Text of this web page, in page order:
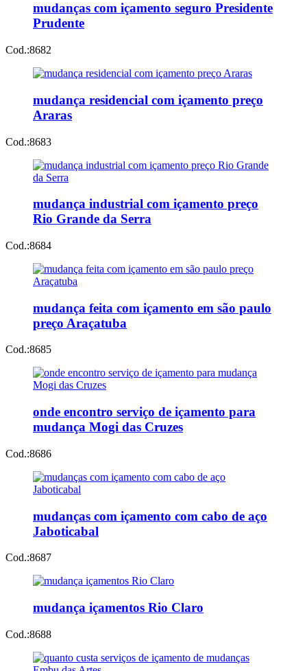
mudanças com içamento seguro Presidente
Prudente
Cod.:8682
mudança residencial com içamento preço
Araras
Cod.:8683
mudança industrial com içamento preço
Rio Grande da Serra
Cod.:8684
mudança feita com içamento em são paulo
preço Araçatuba
Cod.:8685
onde encontro serviço de içamento para
mudança Mogi das Cruzes
Cod.:8686
mudanças com içamento com cabo de aço
Jaboticabal
Cod.:8687
mudança içamentos Rio Claro
Cod.:8688